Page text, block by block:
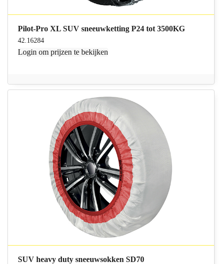
Pilot-Pro XL SUV sneeuwketting P24 tot 3500KG
42.16284
Login om prijzen te bekijken
SUV heavy duty sneeuwsokken SD70